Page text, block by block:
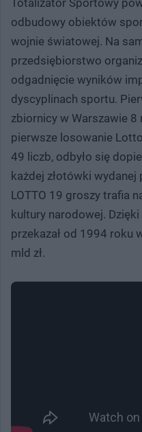
odbudowy obiektów
wojnie światowej. Na
przedsiębiorstwo
odgadnięcie wyników
dyscyplinach sportu.
zbiornicy w Warszawie
pierwsze losowanie
49 liczb, odbyło się
każdej złotówki
LOTTO 19 groszy trafia
kultury narodowej.
przekazał od 1994 roku
mld zł.